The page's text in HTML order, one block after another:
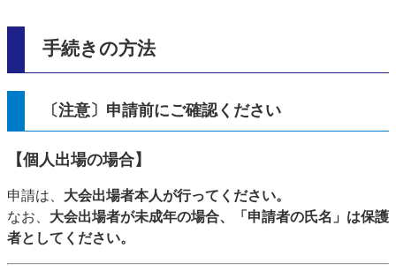
手続きの方法
〔注意〕申請前にご確認ください
【個人出場の場合】
申請は、 大会出場者本人が行ってください。
なお、 大会出場者が未成年の場合、「申請者の氏名」は保護
者としてください。